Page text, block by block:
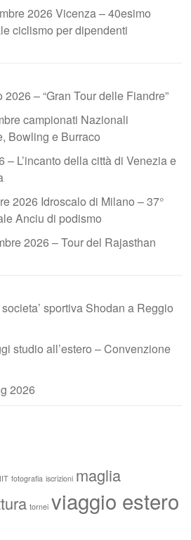
2026 Vicenza – 40esimo
ciclismo per dipendenti
– “Gran Tour delle Fiandre”
campionati Nazionali
Bowling e Burraco
– L’incanto della città di Venezia e
2026 Idroscalo di Milano – 37°
Anciu di podismo
2026 – Tour del Rajasthan
sportiva Shodan a Reggio
studio all’estero – Convenzione
2026
fotografia iscrizioni maglia
tornei viaggio estero